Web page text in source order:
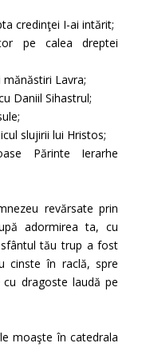
credinţei I-ai intărit;
pe calea dreptei
Lavra;
Daniil Sihastrul;
slujirii lui Hristos;
Părinte Ierarhe
revărsate prin
adormirea ta, cu
tău trup a fost
cinste în raclă, spre
dragoste laudă pe
moaşte în catedrala